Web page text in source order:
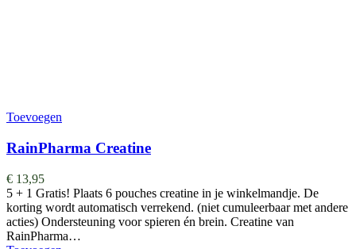
Toevoegen
RainPharma Creatine
€ 13,95
5 + 1 Gratis! Plaats 6 pouches creatine in je winkelmandje. De
korting wordt automatisch verrekend. (niet cumuleerbaar met andere
acties) Ondersteuning voor spieren én brein. Creatine van
RainPharma…